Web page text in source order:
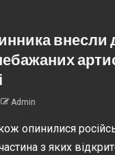
внесли
Admin
опинилися
з яких